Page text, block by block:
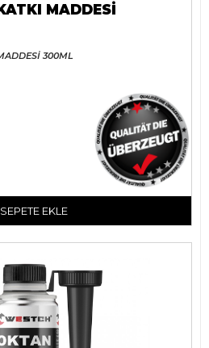
MADDESİ
300ML
SEPETE EKLE